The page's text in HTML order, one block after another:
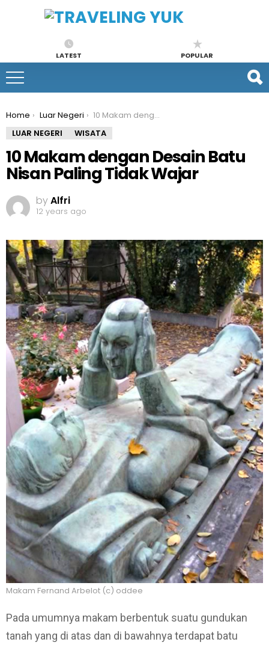
LATEST POPULAR
You are here:
Home Luar Negeri
10 Makam dengan Desain Batu Nisan Paling Tidak Wajar
LUAR NEGERI
WISATA
10 Makam dengan Desain Batu
Nisan Paling Tidak Wajar
byAlfri
12 years ago
Makam Fernand Arbelot (c) oddee
Pada umumnya makam berbentuk suatu gundukan
tanah yang di atas dan di bawahnya terdapat batu